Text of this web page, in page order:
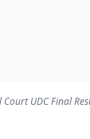
UDC Final